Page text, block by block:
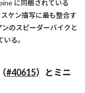
に同梱されている
ケン描写に最も整合す
のスピーダーバイクと
る。
#40615）とミニ